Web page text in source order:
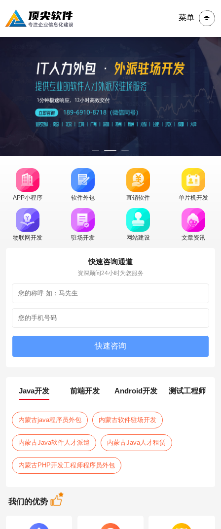
菜单
APP小程序 软件外包 直销软件 单片机开发
物联网开发 驻场开发 网站建设 文章资讯
快速咨询通道
资深顾问24小时为您服务
Java开发 前端开发 Android开发 测试工程师
内蒙古java程序员外包 内蒙古软件驻场开发
内蒙古Java软件人才派遣 内蒙古Java人才租赁
内蒙古PHP开发工程师程序员外包
我们的优势